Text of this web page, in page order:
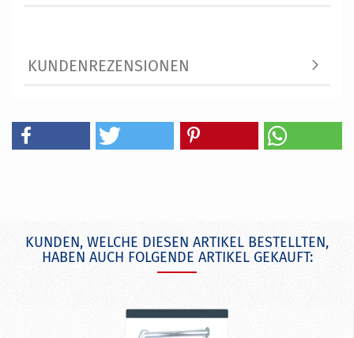
KUNDENREZENSIONEN
KUNDEN, WELCHE DIESEN ARTIKEL BESTELLTEN,
HABEN AUCH FOLGENDE ARTIKEL GEKAUFT: